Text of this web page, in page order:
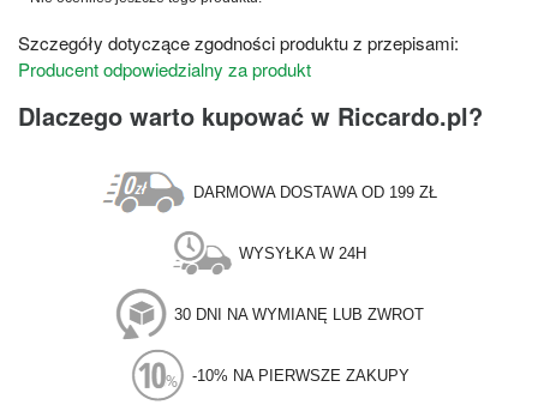
Szczegóły dotyczące zgodności produktu z przepisami:
Producent odpowiedzialny za produkt
Dlaczego warto kupować w Riccardo.pl?
DARMOWA DOSTAWA OD 199 ZŁ
WYSYŁKA W 24H
30 DNI NA WYMIANĘ LUB ZWROT
-10% NA PIERWSZE ZAKUPY